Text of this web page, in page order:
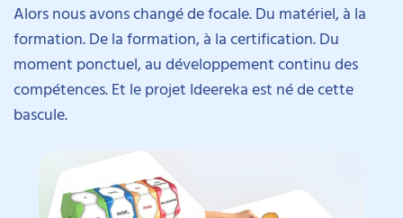
Alors nous avons changé de focale. Du matériel, à la
formation. De la formation, à la certification. Du
moment ponctuel, au développement continu des
compétences. Et le projet Ideereka est né de cette
bascule.